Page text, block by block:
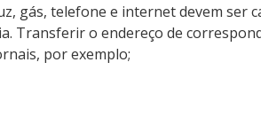
gás, telefone e internet devem ser
Transferir o endereço de
por exemplo;